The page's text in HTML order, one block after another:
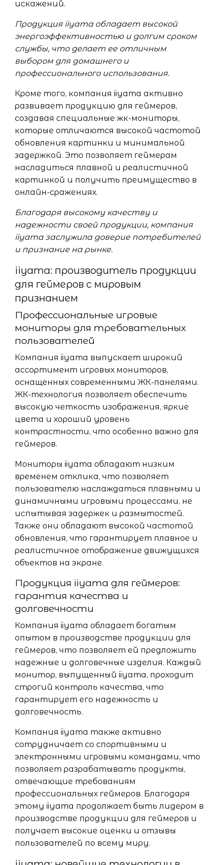
искажений.
Продукция iiyama обладает высокой
энергоэффективностью и долгим сроком
службы, что делает ее отличным
выбором для домашнего и
профессионального использования.
Кроме того, компания iiyama активно
развивает продукцию для геймеров,
создавая специальные жк-мониторы,
которые отличаются высокой частотой
обновления картинки и минимальной
задержкой. Это позволяет геймерам
насладиться плавной и реалистичной
картинкой и получить преимущество в
онлайн-сражениях.
Благодаря высокому качеству и
надежности своей продукции, компания
iiyama заслужила доверие потребителей
и признание на рынке.
iiyama: производитель продукции
для геймеров с мировым
признанием
Профессиональные игровые
мониторы для требовательных
пользователей
Компания iiyama выпускает широкий
ассортимент игровых мониторов,
оснащенных современными ЖК-панелями.
ЖК-технология позволяет обеспечить
высокую четкость изображения, яркие
цвета и хороший уровень
контрастности, что особенно важно для
геймеров.
Мониторы iiyama обладают низким
временем отклика, что позволяет
пользователю наслаждаться плавными и
динамичными игровыми процессами, не
испытывая задержек и размытостей.
Также они обладают высокой частотой
обновления, что гарантирует плавное и
реалистичное отображение движущихся
объектов на экране.
Продукция iiyama для геймеров:
гарантия качества и
долговечности
Компания iiyama обладает богатым
опытом в производстве продукции для
геймеров, что позволяет ей предложить
надежные и долговечные изделия. Каждый
монитор, выпущенный iiyama, проходит
строгий контроль качества, что
гарантирует его надежность и
долговечность.
Компания iiyama также активно
сотрудничает со спортивными и
электронными игровыми командами, что
позволяет разрабатывать продукты,
отвечающие требованиям
профессиональных геймеров. Благодаря
этому iiyama продолжает быть лидером в
производстве продукции для геймеров и
получает высокие оценки и отзывы
пользователей по всему миру.